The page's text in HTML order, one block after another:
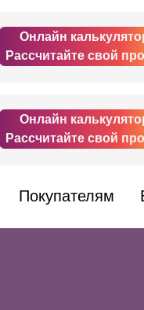
Онлайн
Рассчитайте свой
Онлайн
Рассчитайте свой
Покупателям